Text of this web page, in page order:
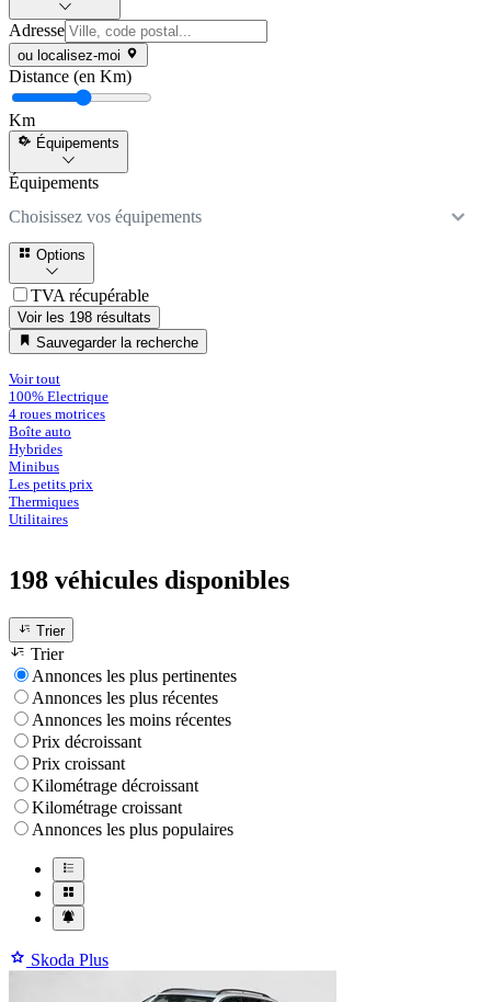
Adresse
ou localisez-moi
Distance (en Km)
Km
Équipements
Équipements
Choisissez vos équipements
Options
TVA récupérable
Voir les 198 résultats
Sauvegarder la recherche
Voir tout
100% Electrique
4 roues motrices
Boîte auto
Hybrides
Minibus
Les petits prix
Thermiques
Utilitaires
198 véhicules disponibles
Trier
Trier
Annonces les plus pertinentes
Annonces les plus récentes
Annonces les moins récentes
Prix décroissant
Prix croissant
Kilométrage décroissant
Kilométrage croissant
Annonces les plus populaires
Skoda Plus